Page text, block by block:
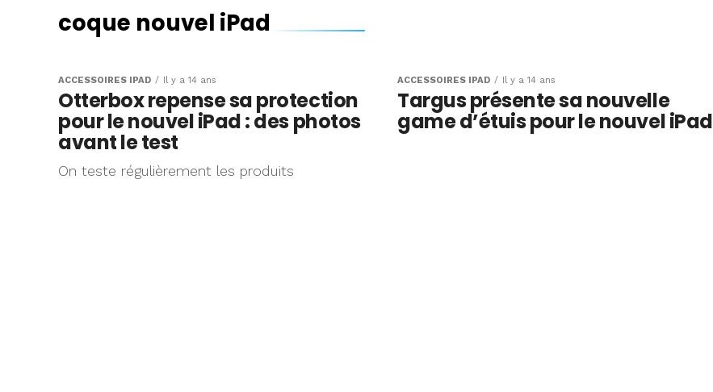
COQUE NOUVEL IPAD
Test de la coque
SmartMate pour le nouvel
iPad : un excellent
complément à la Smart
Cover
coque nouvel iPad
ACCESSOIRES IPAD Il y a 14 ans
Otterbox repense sa protection
pour le nouvel iPad : des photos
avant le test
On teste régulièrement les produits
ACCESSOIRES IPAD Il y a 14 ans
Targus présente sa nouvelle
game d’étuis pour le nouvel iPad